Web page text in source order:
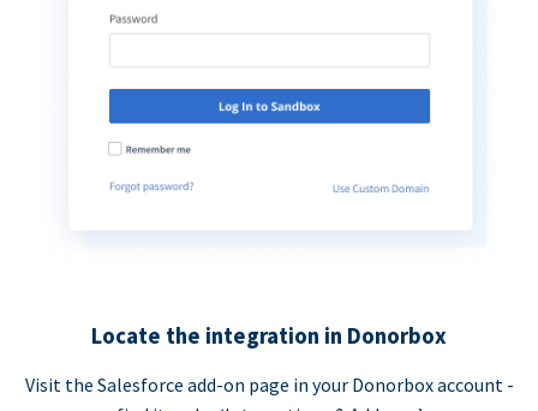
Locate the integration in Donorbox
Visit the Salesforce add-on page in your Donorbox account -